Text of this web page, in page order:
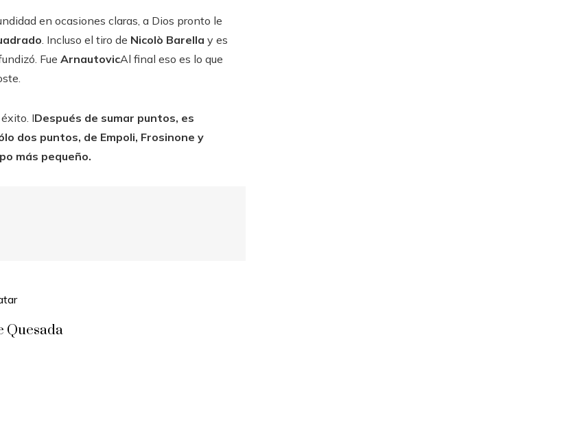
en ocasiones claras, a Dios pronto le
. Incluso el tiro de Nicolò Barella y es
Fue ArnautovicAl final eso es lo que
IDespués de sumar puntos, es
dos puntos, de Empoli, Frosinone y
más pequeño.
Quesada